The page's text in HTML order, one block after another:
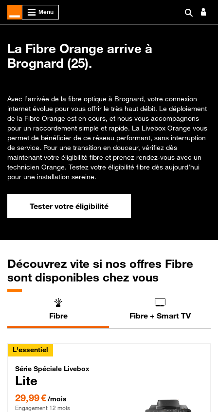
La Fibre Orange arrive à
Brognard (25).
Avec l’arrivée de la fibre optique à Brognard, votre connexion
internet évolue pour vous offrir le très haut débit. Le déploiement
de la Fibre Orange est en cours, et nous vous accompagnons
pour un raccordement simple et rapide. La Livebox Orange vous
permet de bénéficier de ce réseau performant, sans interruption
de service. Pour une transition en douceur, vérifiez dès
maintenant votre éligibilité fibre et prenez rendez-vous avec un
technicien Orange. Testez votre éligibilité fibre dès aujourd’hui
pour une installation sereine.
Tester votre éligibilité
Découvrez vite si nos offres Fibre
sont disponibles chez vous
Fibre Fibre + Smart TV
L'essentiel
Série Spéciale Livebox Lite Fibre
Série Spéciale Livebox
Lite
29,99 €/mois
Engagement 12 mois